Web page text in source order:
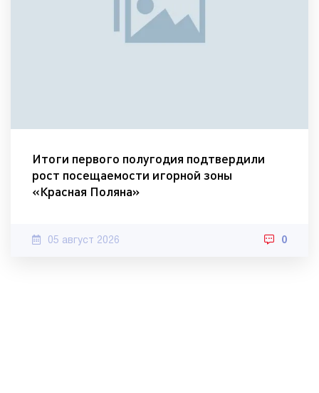
Итоги первого полугодия подтвердили
рост посещаемости игорной зоны
«Красная Поляна»
05 август 2026 0